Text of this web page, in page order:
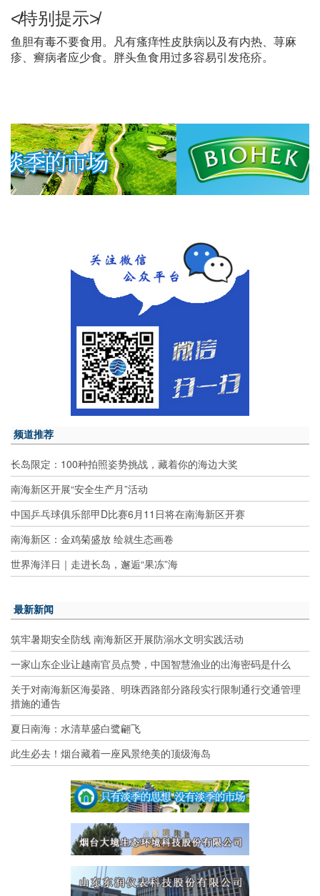
≮特别提示≯
鱼胆有毒不要食用。凡有瘙痒性皮肤病以及有内热、荨麻
疹、癣病者应少食。胖头鱼食用过多容易引发疮疥。
频道推荐
长岛限定：100种拍照姿势挑战，藏着你的海边大奖
南海新区开展“安全生产月”活动
中国乒乓球俱乐部甲D比赛6月11日将在南海新区开赛
南海新区：金鸡菊盛放 绘就生态画卷
世界海洋日｜走进长岛，邂逅“果冻”海
最新新闻
筑牢暑期安全防线 南海新区开展防溺水文明实践活动
一家山东企业让越南官员点赞，中国智慧渔业的出海密码是什么
关于对南海新区海晏路、明珠西路部分路段实行限制通行交通管理
措施的通告
夏日南海：水清草盛白鹭翩飞
此生必去！烟台藏着一座风景绝美的顶级海岛